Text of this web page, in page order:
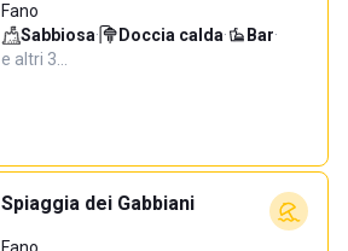
Fano
Sabbiosa· Doccia calda· Bar·
e altri 3…
Spiaggia dei Gabbiani